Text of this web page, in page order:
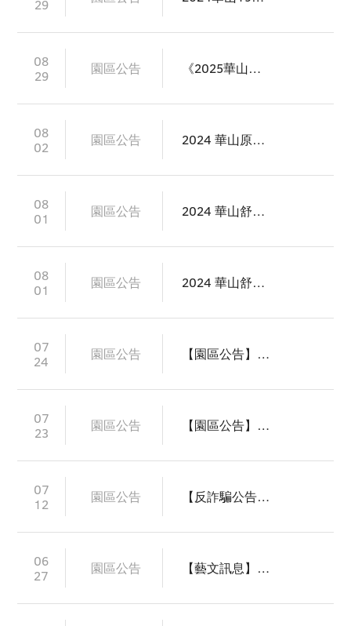
29
08
29
園區公告 《2025華山畢業季》即日起開始徵件
08
02
園區公告 2024 華山原創町【每當夏天我要去華山______】市集＆展覽 徵件中
08
01
園區公告 2024 華山舒適閱讀【我的超級英雄】展覽 圖文創作徵件
08
01
園區公告 2024 華山舒適閱讀【我的超級英雄】市集 招商開跑
07
24
園區公告 【園區公告】颱風凱米來襲， 7/25 (四)活動異動公告
07
23
園區公告 【園區公告】颱風凱米來襲， 7/24 (三)活動異動公告
07
12
園區公告 【反詐騙公告】華文朗讀節遭假帳號盜用圖文，進行不法詐騙
06
27
園區公告 【藝文訊息】2025上半年表演藝術團隊優先申請藝文場館作業